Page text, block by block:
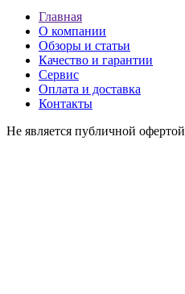
Главная
О компании
Обзоры и статьи
Качество и гарантии
Сервис
Оплата и доставка
Контакты
Не является публичной офертой